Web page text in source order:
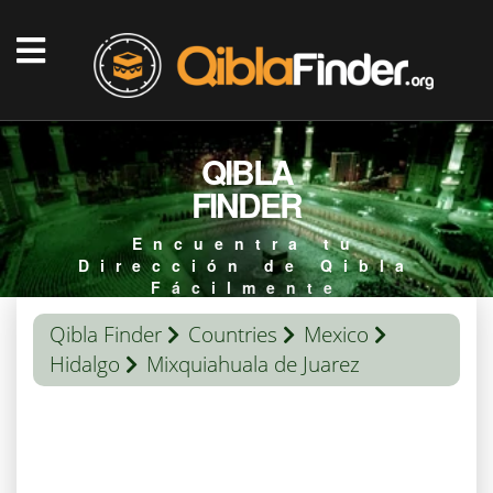
QIBLA
FINDER
Encuentra tu
Dirección de Qibla
Fácilmente
Qibla Finder Countries
Mexico
Hidalgo
Mixquiahuala de Juarez